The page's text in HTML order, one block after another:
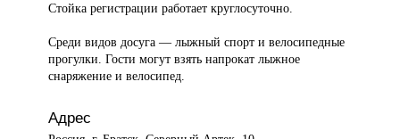
Стойка регистрации работает круглосуточно.
Среди видов досуга — лыжный спорт и велосипедные
прогулки. Гости могут взять напрокат лыжное
снаряжение и велосипед.
Адрес